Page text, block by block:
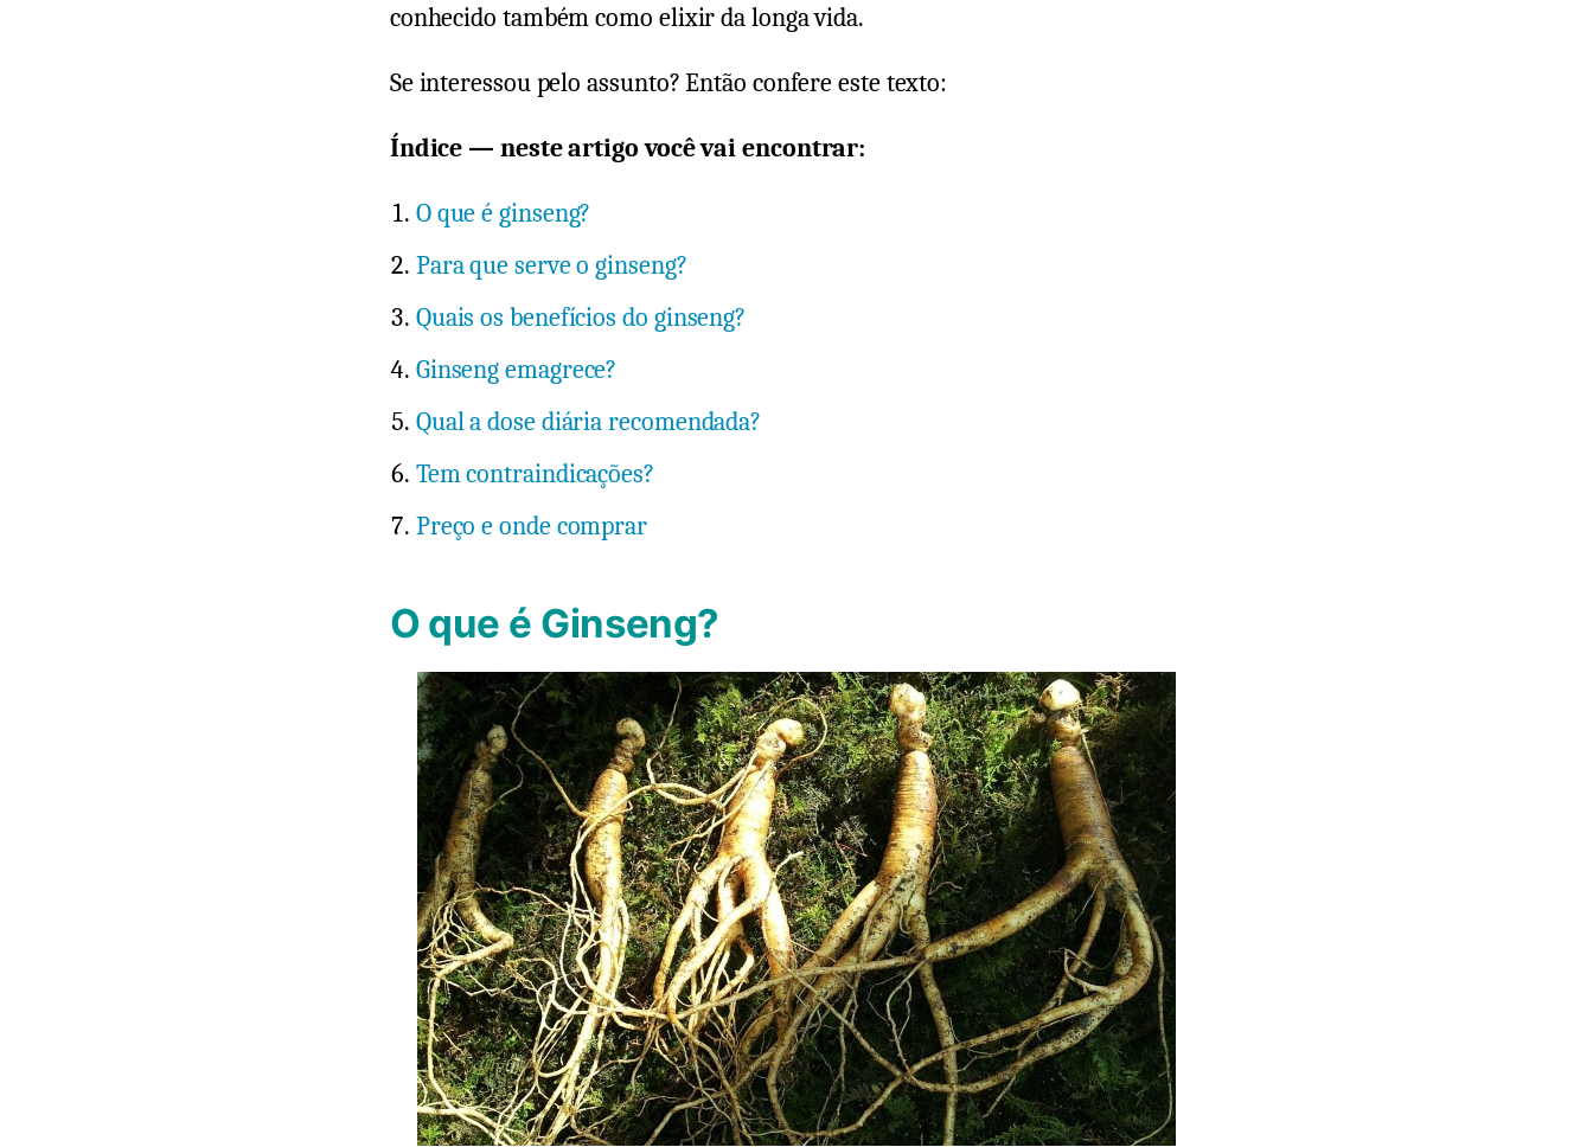
conhecido também como elixir da longa vida.
Se interessou pelo assunto? Então confere este texto:
Índice — neste artigo você vai encontrar:
O que é ginseng?
Para que serve o ginseng?
Quais os benefícios do ginseng?
Ginseng emagrece?
Qual a dose diária recomendada?
Tem contraindicações?
Preço e onde comprar
O que é Ginseng?